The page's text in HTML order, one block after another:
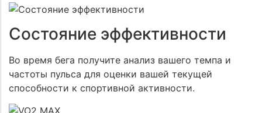
Состояние эффективности
Во время бега получите анализ вашего темпа и
частоты пульса для оценки вашей текущей
способности к спортивной активности.
ОТПРАВИТЬ